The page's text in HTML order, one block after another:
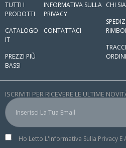
ISCRIVITI PER RICEVERE LE ULTIME
Ho Letto L'Informativa Sulla Privacy
TUTTI I
PRODOTTI
CATALOGO
IT
PREZZI PIÙ
BASSI
INFORMATIVA SULLA
PRIVACY
CONTATTACI
CHI